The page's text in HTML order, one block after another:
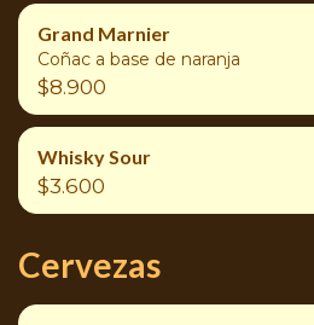
Grand Marnier
Coñac a base de naranja
$8.900
Whisky Sour
$3.600
Cervezas